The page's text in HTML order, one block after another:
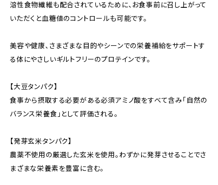
溶性食物繊維も配合されているために、お食事前に召し上がって
いただくと血糖値のコントロールも可能です。
美容や健康、さまざまな目的やシーンでの栄養補給をサポートす
る体にやさしいギルトフリーのプロテインです。
【大豆タンパク】
食事から摂取する必要がある必須アミノ酸をすべて含み「自然の
バランス栄養食」として評価される。
【発芽玄米タンパク】
農薬不使用の厳選した玄米を使用。わずかに発芽させることでさ
まざまな栄養素を豊富に含む。